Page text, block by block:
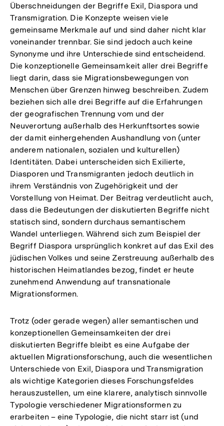
Überschneidungen der Begriffe Exil, Diaspora und
Transmigration. Die Konzepte weisen viele
gemeinsame Merkmale auf und sind daher nicht klar
voneinander trennbar. Sie sind jedoch auch keine
Synonyme und ihre Unterschiede sind entscheidend.
Die konzeptionelle Gemeinsamkeit aller drei Begriffe
liegt darin, dass sie Migrationsbewegungen von
Menschen über Grenzen hinweg beschreiben. Zudem
beziehen sich alle drei Begriffe auf die Erfahrungen
der geografischen Trennung vom und der
Neuverortung außerhalb des Herkunftsortes sowie
der damit einhergehenden Aushandlung von (unter
anderem nationalen, sozialen und kulturellen)
Identitäten. Dabei unterscheiden sich Exilierte,
Diasporen und Transmigranten jedoch deutlich in
ihrem Verständnis von Zugehörigkeit und der
Vorstellung von Heimat. Der Beitrag verdeutlicht auch,
dass die Bedeutungen der diskutierten Begriffe nicht
statisch sind, sondern durchaus semantischem
Wandel unterliegen. Während sich zum Beispiel der
Begriff Diaspora ursprünglich konkret auf das Exil des
jüdischen Volkes und seine Zerstreuung außerhalb des
historischen Heimatlandes bezog, findet er heute
zunehmend Anwendung auf transnationale
Migrationsformen.
Trotz (oder gerade wegen) aller semantischen und
konzeptionellen Gemeinsamkeiten der drei
diskutierten Begriffe bleibt es eine Aufgabe der
aktuellen Migrationsforschung, auch die wesentlichen
Unterschiede von Exil, Diaspora und Transmigration
als wichtige Kategorien dieses Forschungsfeldes
herauszustellen, um eine klarere, analytisch sinnvolle
Typologie verschiedener Migrationsformen zu
erarbeiten – eine Typologie, die nicht starr ist (und